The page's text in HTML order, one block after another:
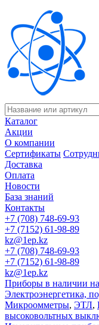
Каталог
Акции
О компании
Сертификаты
Доставка
Оплата
Новости
База знаний
Контакты
+7 (708) 748-69-93
+7 (7152) 61-98-89
kz@1ep.kz
+7 (708) 748-69-93
+7 (7152) 61-98-89
kz@1ep.kz
Приборы в наличии на
Электроэнергетика,
Микроомметры, ЭТЛ,
высоковольтных